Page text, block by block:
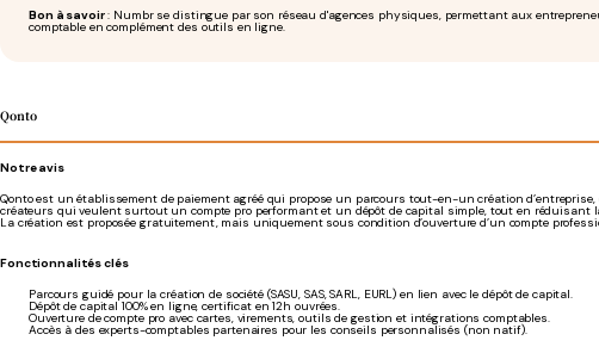
Bon à savoir: Numbr se distingue par son réseau d'agences physiques, permettant aux
comptable en complément des outils en ligne.
Qonto
Notre avis
Qonto est un établissement de paiement agréé qui propose un parcours tout-en-un création
créateurs qui veulent surtout un compte pro performant et un dépôt de capital simple, tout en réduisant
La création est proposée gratuitement, mais uniquement sous condition d’ouverture d’un compte
Fonctionnalités clés
Parcours guidé pour la création de société (SASU, SAS, SARL, EURL) en lien avec le dépôt de capital.
Dépôt de capital 100% en ligne, certificat en 12h ouvrées.
Ouverture de compte pro avec cartes, virements, outils de gestion et intégrations comptables.
Accès à des experts-comptables partenaires pour les conseils personnalisés (non natif).